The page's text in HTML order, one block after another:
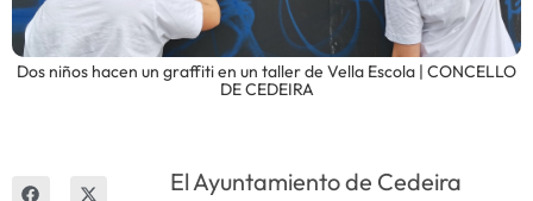
Dos niños hacen un graffiti en un taller de Vella Escola | CONCELLO
DE CEDEIRA
El Ayuntamiento de Cedeira